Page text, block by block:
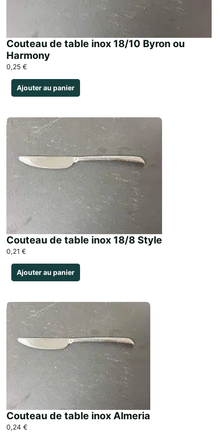
Couteau de table inox 18/10 Byron ou
Harmony
0,25 €
Ajouter au panier
Couteau de table inox 18/8 Style
0,21 €
Ajouter au panier
Couteau de table inox Almeria
0,24 €